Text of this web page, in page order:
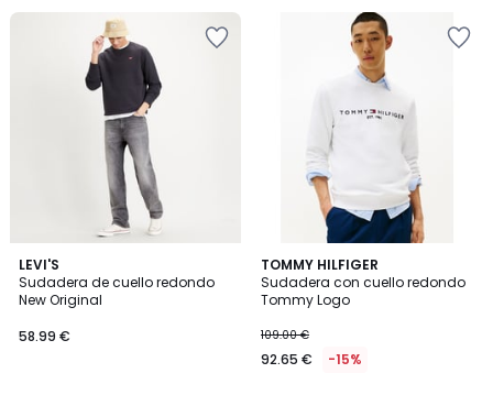
LEVI'S
Sudadera de cuello redondo
New Original
58.99 €
4
/
5
TOMMY HILFIGER
Sudadera con cuello redondo
Tommy Logo
109.00 €
92.65 € -15%